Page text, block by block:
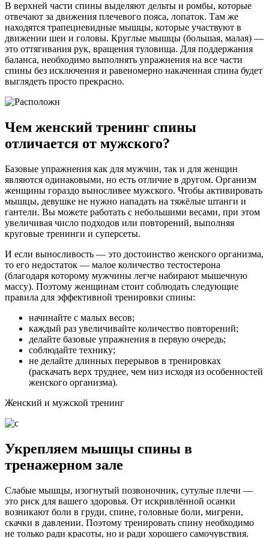
В верхней части спины выделяют дельты и ромбы, которые
отвечают за движения плечевого пояса, лопаток. Там же
находятся трапециевидные мышцы, которые участвуют в
движении шеи и головы. Круглые мышцы (большая, малая) —
это оттягивания рук, вращения туловища. Для поддержания
баланса, необходимо выполнять упражнения на все части
спины без исключения и равеномерно накаченная спина будет
выглядеть просто прекрасно.
Чем женский тренинг спины
отличается от мужского?
Базовые упражнения как для мужчин, так и для женщин
являются одинаковыми, но есть отличие в другом. Организм
женщины гораздо выносливее мужского. Чтобы активировать
мышцы, девушке не нужно нападать на тяжёлые штанги и
гантели. Вы можете работать с небольшими весами, при этом
увеличивая число подходов или повторений, выполняя
круговые тренинги и суперсеты.
И если выносливость — это достоинство женского организма,
то его недостаток — малое количество тестостерона
(благодаря которому мужчины легче набирают мышечную
массу). Поэтому женщинам стоит соблюдать следующие
правила для эффективной тренировки спины:
начинайте с малых весов;
каждый раз увеличивайте количество повторений;
делайте базовые упражнения в первую очередь;
соблюдайте технику;
не делайте длинных перерывов в тренировках
(раскачать верх труднее, чем низ исходя из особенностей
женского организма).
Женский и мужской тренинг
Укрепляем мышцы спины в
тренажерном зале
Слабые мышцы, изогнутый позвоночник, сутулые плечи —
это риск для вашего здоровья. От искривлённой осанки
возникают боли в груди, спине, головные боли, мигрени,
скачки в давлении. Поэтому тренировать спину необходимо
не только ради красоты, но и ради хорошего самочувствия.